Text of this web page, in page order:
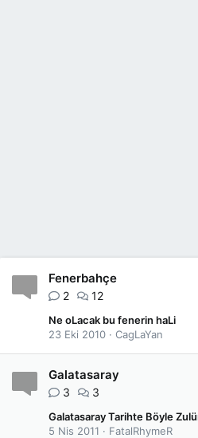
Fenerbahçe
2 12
Ne oLacak bu fenerin haLi
23 Eki 2010
CagLaYan
Galatasaray
3 3
Galatasaray Tarihte Böyle
5 Nis 2011
FatalRhymeR